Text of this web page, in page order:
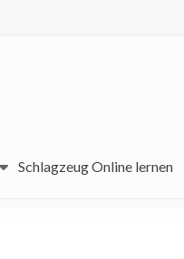
Schlagzeug Online lernen